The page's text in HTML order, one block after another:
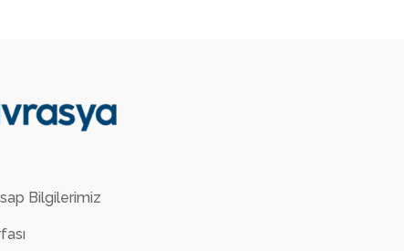
Bilgilerimiz